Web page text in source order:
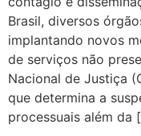
Brasil, diversos
implantando novos
de serviços não
Nacional de Justiça
que determina a
processuais além da